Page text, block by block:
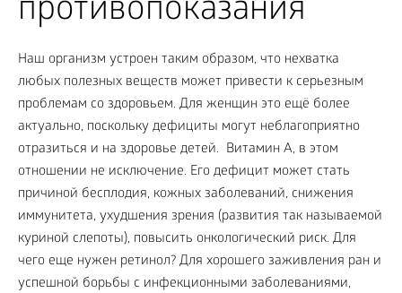
противопоказания
Наш организм устроен таким образом, что нехватка
любых полезных веществ может привести к серьезным
проблемам со здоровьем. Для женщин это ещё более
актуально, поскольку дефициты могут неблагоприятно
отразиться и на здоровье детей. Витамин A, в этом
отношении не исключение. Его дефицит может стать
причиной бесплодия, кожных заболеваний, снижения
иммунитета, ухудшения зрения (развития так называемой
куриной слепоты), повысить онкологический риск. Для
чего еще нужен ретинол? Для хорошего заживления ран и
успешной борьбы с инфекционными заболеваниями,